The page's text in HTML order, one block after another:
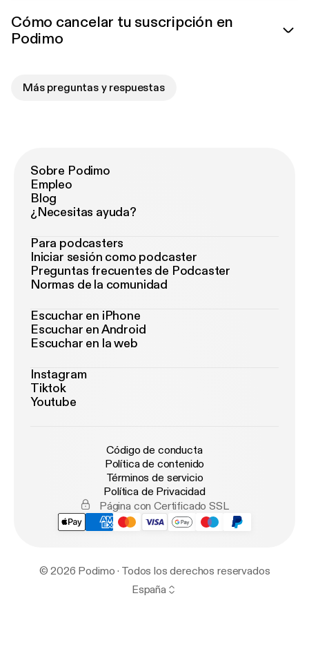
Cómo cancelar tu suscripción en
Podimo
Más preguntas y respuestas
Sobre Podimo
Empleo
Blog
¿Necesitas ayuda?
Para podcasters
Iniciar sesión como podcaster
Preguntas frecuentes de Podcaster
Normas de la comunidad
Escuchar en iPhone
Escuchar en Android
Escuchar en la web
Instagram
Tiktok
Youtube
Código de conducta
Política de contenido
Términos de servicio
Política de Privacidad
Página con Certificado SSL
© 2026 Podimo · Todos los derechos reservados
España